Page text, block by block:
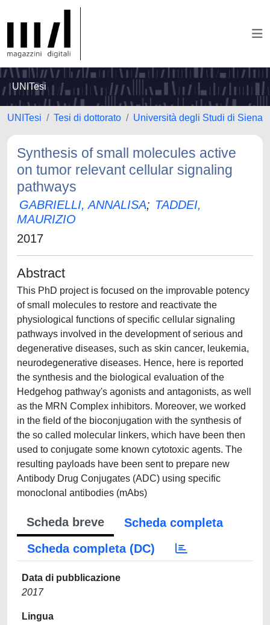
UNITesi
UNITesi Tesi di dottorato Università degli Studi di Siena
Synthesis of small molecules active
on tumor relevant cellular signaling
pathways
GABRIELLI, ANNALISA; TADDEI,
MAURIZIO
2017
Abstract
This PhD project is focused on the improvable potency
of small molecules to restore and reactivate the
physiological functions of specific cellular signaling
pathways involved in the development of serious and
degenerative diseases, such as skin cancer, leukemia,
neurodegenerative diseases. Hence, here is reported
the synthesis and the biological evaluation of the
Hedgehog pathway's agonists and antagonists, as well
as the MRN Complex inhibitors. Moreover, we worked
in the field of the bioconjugation with the synthesis of
the so called molecular linkers, which have been then
used to conjugate some known cytotoxic agents. The
resulting payloads have been sent to prepare new
Antibody Drug Conjugates (ADC) using specific
monoclonal antibodies (mAbs)
Scheda breve
Scheda completa
Scheda completa (DC)
Data di pubblicazione
2017
Lingua